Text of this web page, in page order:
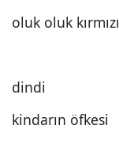
oluk oluk kırmızı
dindi
kindarın öfkesi